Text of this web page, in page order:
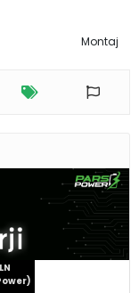
Montaj